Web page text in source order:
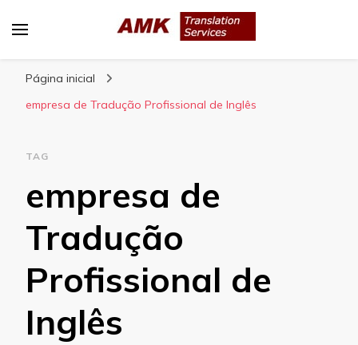
livre, tradução técnica, interpretação
consecutiva, interpretação simultânea, etc.
Página inicial
empresa de Tradução Profissional de Inglês
TAG
empresa de
Tradução
Profissional de
Inglês